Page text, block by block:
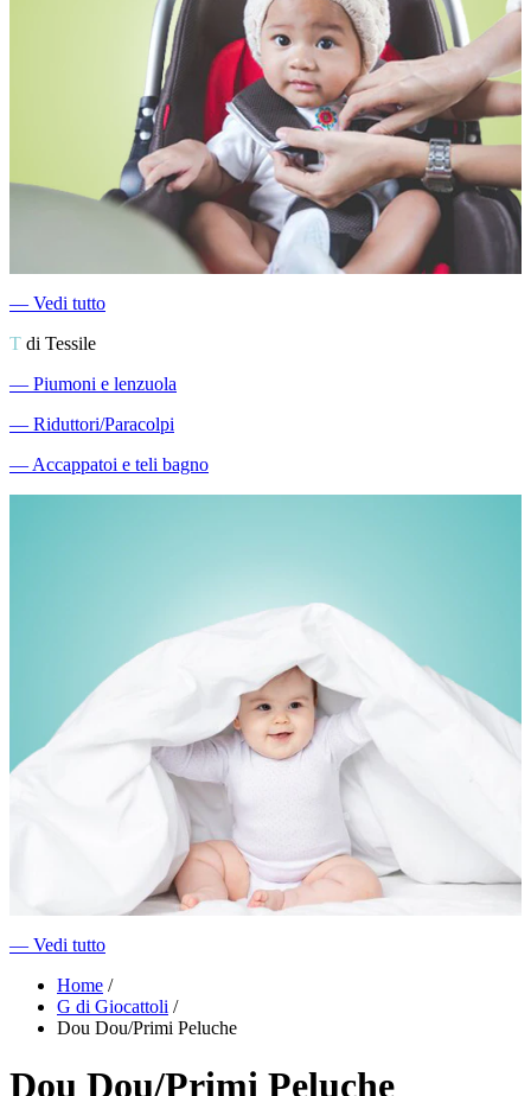
― Vedi tutto
T di Tessile
― Piumoni e lenzuola
― Riduttori/Paracolpi
―Accappatoi e teli bagno
― Vedi tutto
Home /
G di Giocattoli /
Dou Dou/Primi Peluche
Dou Dou/Primi Peluche